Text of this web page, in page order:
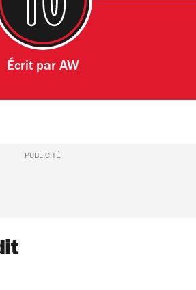
Écrit par AW
PUBLICITÉ